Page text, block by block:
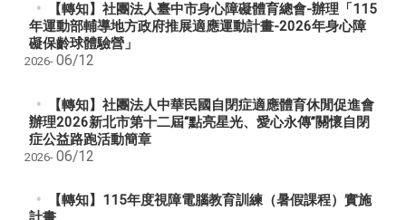
【轉知】社團法人臺中市身心障礙體育總會-辦理「115
年運動部輔導地方政府推展適應運動計畫-2026年身心障
礙保齡球體驗營」​​​​​
2026- 06/12
【轉知】社團法人中華民國自閉症適應體育休閒促進會
辦理2026新北市第十二屆“點亮星光、愛心永傳”關懷自閉
症公益路跑活動簡章
2026- 06/12
【轉知】115年度視障電腦教育訓練（暑假課程）實施